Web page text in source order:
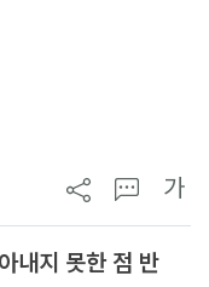
가
내지 못한 점 반